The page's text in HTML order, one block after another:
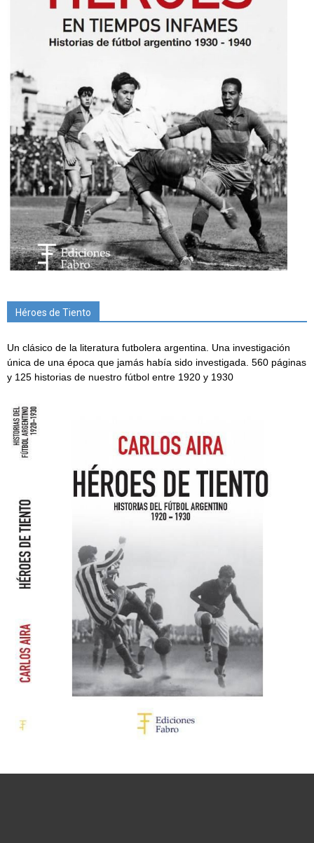
Héroes de Tiento
Un clásico de la literatura futbolera argentina. Una investigación
única de una época que jamás había sido investigada. 560 páginas
y 125 historias de nuestro fútbol entre 1920 y 1930